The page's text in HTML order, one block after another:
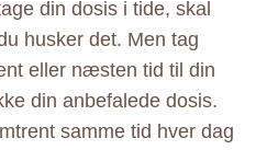
din dosis i tide, skal
husker det. Men tag
eller næsten tid til din
din anbefalede dosis.
samme tid hver dag